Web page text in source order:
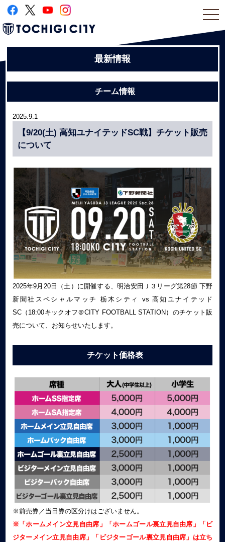
最新情報
チーム情報
2025.9.1
【9/20(土) 高知ユナイテッドSC戦】チケット販売
について
2025年9月20日（土）に開催する、明治安田Ｊ３リーグ第28節 下野
新聞社スペシャルマッチ 栃木シティ vs 高知ユナイテッド
SC（18:00キックオフ＠CITY FOOTBALL STATION）のチケット販
売について、お知らせいたします。
チケット価格表
※前売券／当日券の区分けはございません。
※「ホームメイン立見自由席」「ホームゴール裏立見自由席」「ビ
ジターメイン立見自由席」「ビジターゴール裏立見自由席」は立ち